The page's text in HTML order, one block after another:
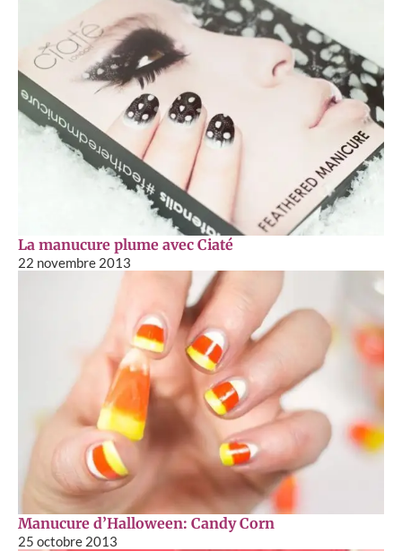
La manucure plume avec Ciaté
22 novembre 2013
Manucure d’Halloween: Candy Corn
25 octobre 2013